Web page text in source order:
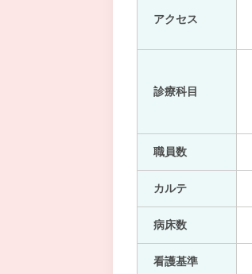
アクセス
診療科目
職員数
カルテ
病床数
看護基準